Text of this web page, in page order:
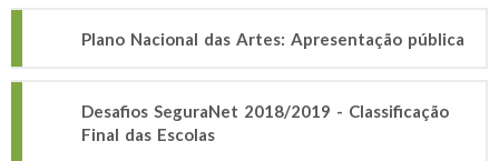
Plano Nacional das Artes: Apresentação pública
Desafios SeguraNet 2018/2019 - Classificação
Final das Escolas